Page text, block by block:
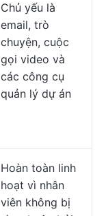
Chủ yếu là
email, trò
chuyện, cuộc
gọi video và
các công cụ
quản lý dự án
Hoàn toàn linh
hoạt vì nhân
viên không bị